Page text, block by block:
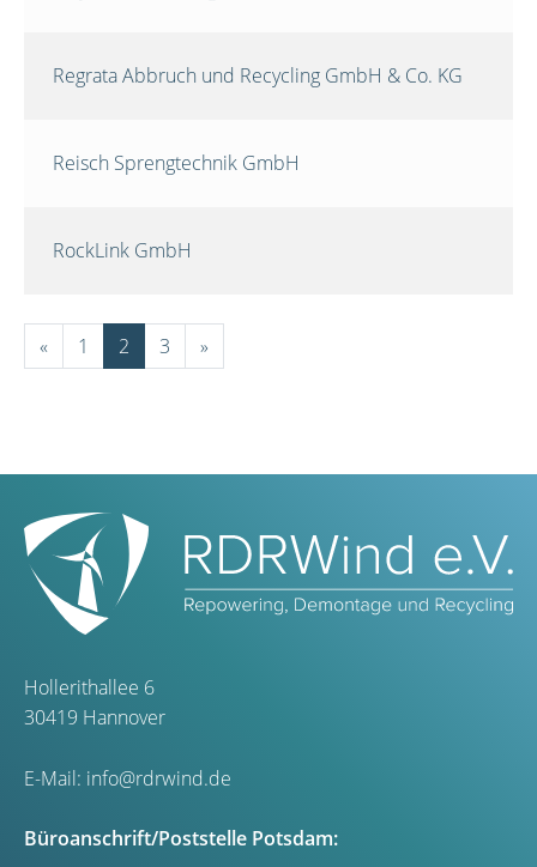
Regrata Abbruch und Recycling GmbH & Co. KG
Reisch Sprengtechnik GmbH
RockLink GmbH
« 1 2 3 »
Hollerithallee 6
30419 Hannover
E-Mail: info@rdrwind.de
Büroanschrift/Poststelle Potsdam: